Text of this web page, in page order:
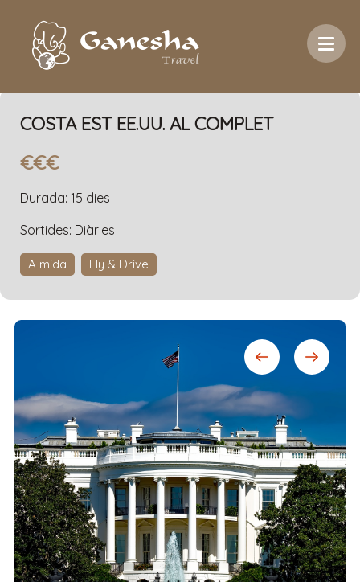
Inici / Temàtica / A mida
Costa Est EE.UU. al
complet
COSTA EST EE.UU. AL COMPLET
€€€
Durada: 15 dies
Sortides: Diàries
A mida Fly & Drive